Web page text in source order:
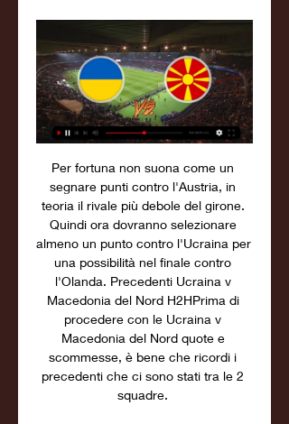
Per fortuna non suona come un
segnare punti contro l'Austria, in
teoria il rivale più debole del girone.
Quindi ora dovranno selezionare
almeno un punto contro l'Ucraina per
una possibilità nel finale contro
l'Olanda. Precedenti Ucraina v
Macedonia del Nord H2HPrima di
procedere con le Ucraina v
Macedonia del Nord quote e
scommesse, è bene che ricordi i
precedenti che ci sono stati tra le 2
squadre.